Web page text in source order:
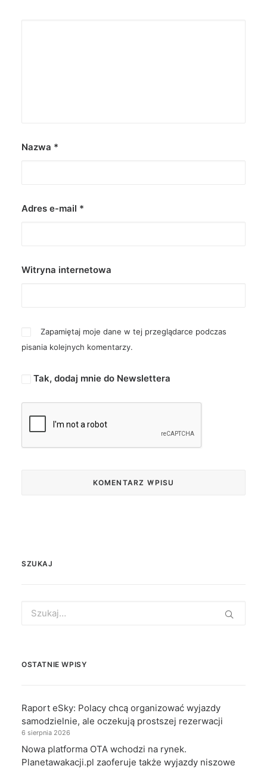
Nazwa *
Adres e-mail *
Witryna internetowa
Zapamiętaj moje dane w tej przeglądarce podczas
pisania kolejnych komentarzy.
Tak, dodaj mnie do Newslettera
SZUKAJ
for:
OSTATNIE WPISY
Raport eSky: Polacy chcą organizować wyjazdy
samodzielnie, ale oczekują prostszej rezerwacji
6 sierpnia 2026
Nowa platforma OTA wchodzi na rynek.
Planetawakacji.pl zaoferuje także wyjazdy niszowe